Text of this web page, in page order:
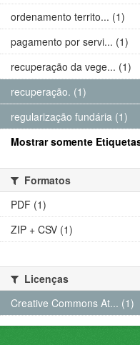
ordenamento territo... (1)
pagamento por servi... (1)
recuperação da vege... (1)
recuperação. (1)
regularização fundária (1)
Mostrar somente
Formatos
PDF (1)
ZIP + CSV (1)
Licenças
Creative Commons At... (1)